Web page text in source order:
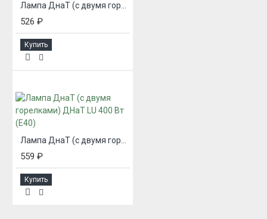
Лампа ДнаТ (с двумя горелками) ДНаТ LU 250 Вт (Е40)
526 ₽
Купить
Лампа ДнаТ (с двумя горелками) ДНаТ LU 400 Вт (Е40)
559 ₽
Купить